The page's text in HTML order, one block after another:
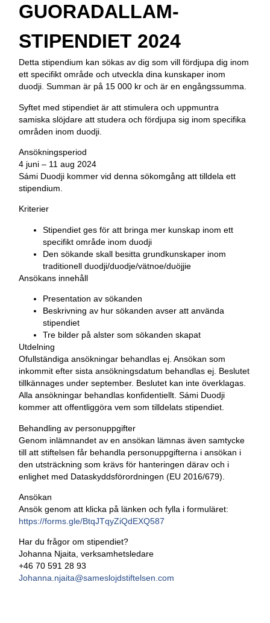
GUORADALLAM-
STIPENDIET 2024
Detta stipendium kan sökas av dig som vill fördjupa dig inom
ett specifikt område och utveckla dina kunskaper inom
duodji. Summan är på 15 000 kr och är en engångssumma.
Syftet med stipendiet är att stimulera och uppmuntra
samiska slöjdare att studera och fördjupa sig inom specifika
områden inom duodji.
Ansökningsperiod
4 juni – 11 aug 2024
Sámi Duodji kommer vid denna sökomgång att tilldela ett
stipendium.
Kriterier
Stipendiet ges för att bringa mer kunskap inom ett
specifikt område inom duodji
Den sökande skall besitta grundkunskaper inom
traditionell duodji/duodje/vätnoe/duöjjie
Ansökans innehåll
Presentation av sökanden
Beskrivning av hur sökanden avser att använda
stipendiet
Tre bilder på alster som sökanden skapat
Utdelning
Ofullständiga ansökningar behandlas ej. Ansökan som
inkommit efter sista ansökningsdatum behandlas ej. Beslutet
tillkännages under september. Beslutet kan inte överklagas.
Alla ansökningar behandlas konfidentiellt. Sámi Duodji
kommer att offentliggöra vem som tilldelats stipendiet.
Behandling av personuppgifter
Genom inlämnandet av en ansökan lämnas även samtycke
till att stiftelsen får behandla personuppgifterna i ansökan i
den utsträckning som krävs för hanteringen därav och i
enlighet med Dataskyddsförordningen (EU 2016/679).
Ansökan
Ansök genom att klicka på länken och fylla i formuläret:
https://forms.gle/BtqJTqyZiQdEXQ587
Har du frågor om stipendiet?
Johanna Njaita, verksamhetsledare
+46 70 591 28 93
Johanna.njaita@sameslojdstiftelsen.com